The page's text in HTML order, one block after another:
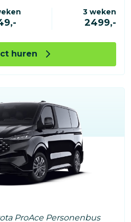
3 weken
2499,-
huren
ProAce Personenbus